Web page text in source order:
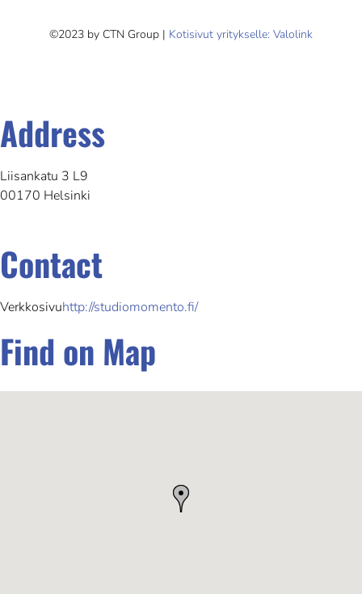
©2023 by CTN Group | Kotisivut yritykselle: Valolink
Address
Liisankatu 3 L9
00170 Helsinki
Contact
Verkkosivuhttp://studiomomento.fi/
Find on Map